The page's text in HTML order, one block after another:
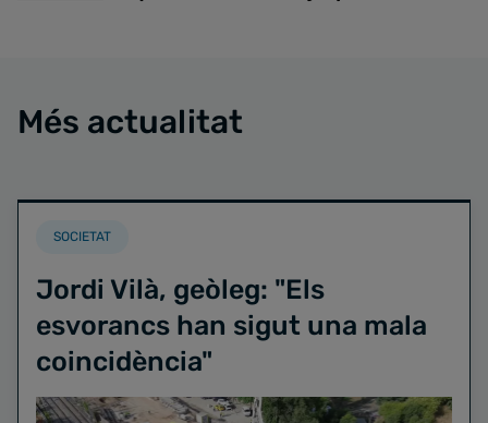
Més actualitat
SOCIETAT
Jordi Vilà, geòleg: "Els
esvorancs han sigut una mala
coincidència"